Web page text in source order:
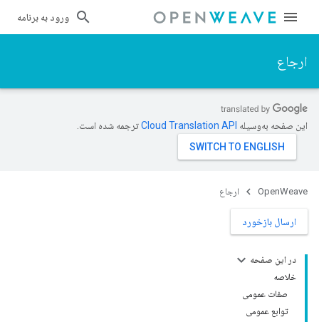
ورود به برنامه
ارجاع
این صفحه به‌وسیله ترجمه شده است.
OpenWeave ارجاع
ارسال بازخورد
در این صفحه
خلاصه
صفات عمومی
توابع عمومی